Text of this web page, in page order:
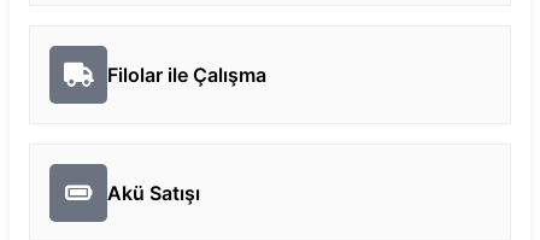
Filolar ile Çalışma
Akü Satışı